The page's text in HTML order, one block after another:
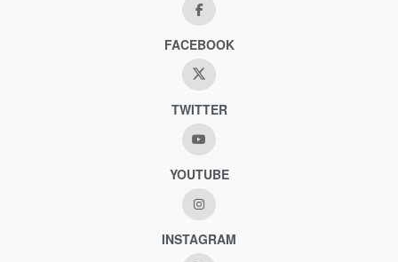
FACEBOOK
TWITTER
YOUTUBE
INSTAGRAM